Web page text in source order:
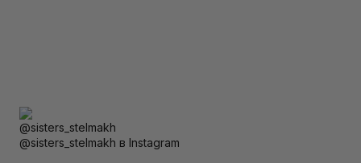
@sisters_stelmakh в Instagram